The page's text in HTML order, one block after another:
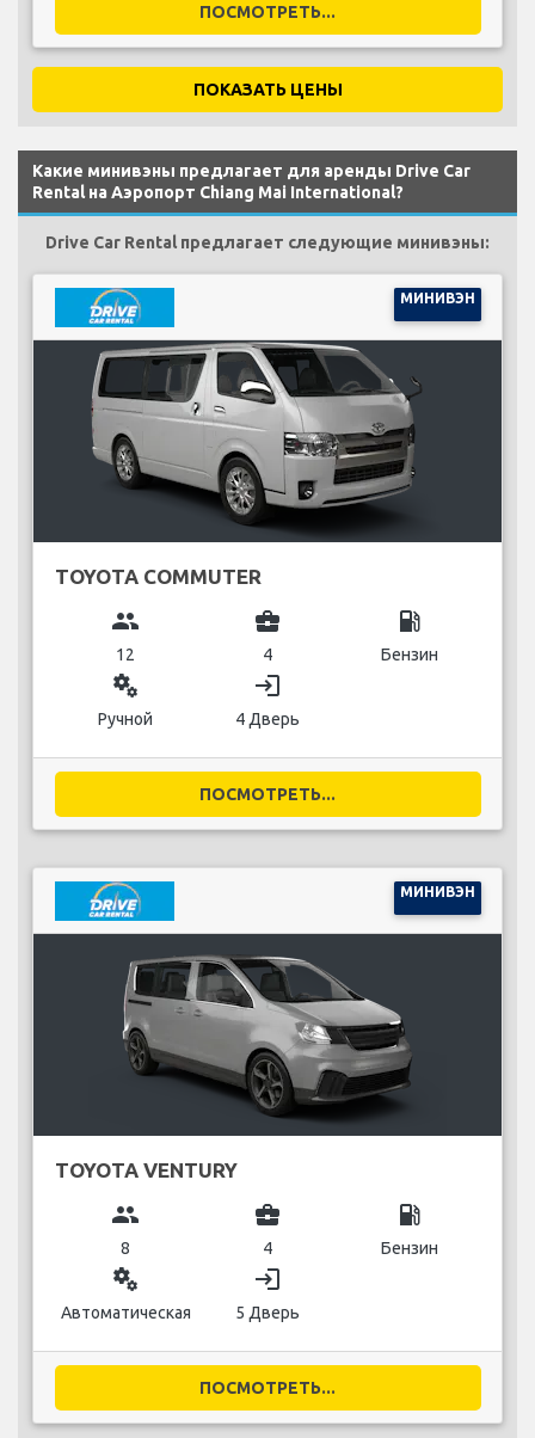
ПОСМОТРЕТЬ...
ПОКАЗАТЬ ЦЕНЫ
Какие минивэны предлагает для аренды Drive Car
Rental на Аэропорт Chiang Mai International?
Drive Car Rental предлагает следующие минивэны:
МИНИВЭН
TOYOTA COMMUTER
group
12
business_center
4
local_gas_station
Бензин
miscellaneous_services
Ручной
login
4 Дверь
ПОСМОТРЕТЬ...
МИНИВЭН
TOYOTA VENTURY
group
8
business_center
4
local_gas_station
Бензин
miscellaneous_services
Автоматическая
login
5 Дверь
ПОСМОТРЕТЬ...